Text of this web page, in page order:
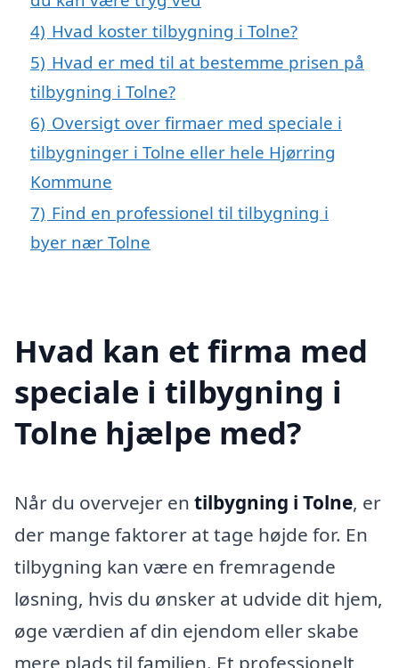
4) Hvad koster tilbygning i Tolne?
5) Hvad er med til at bestemme prisen på
tilbygning i Tolne?
6) Oversigt over firmaer med speciale i
tilbygninger i Tolne eller hele Hjørring
Kommune
7) Find en professionel til tilbygning i
byer nær Tolne
Hvad kan et firma med
speciale i tilbygning i
Tolne hjælpe med?
Når du overvejer en tilbygning i Tolne, er
der mange faktorer at tage højde for. En
tilbygning kan være en fremragende
løsning, hvis du ønsker at udvide dit hjem,
øge værdien af din ejendom eller skabe
mere plads til familien. Et professionelt